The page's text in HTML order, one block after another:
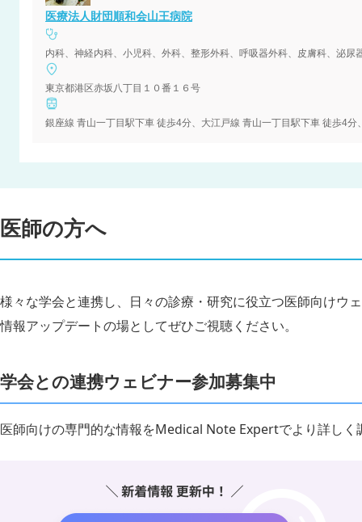
医療法人財団順和会山王病院
内科、神経内科、小児科、外科、整形外科、呼吸器外科、皮膚科、泌
東京都港区赤坂八丁目１０番１６号
銀座線 青山一丁目駅下車 徒歩4分、大江戸線 青山一丁目駅下車 徒歩4
医師の方へ
様々な学会と連携し、日々の診療・研究に役立つ医師向けウ
情報アップデートの場としてぜひご視聴ください。
学会との連携ウェビナー参加募集中
医師向けの専門的な情報をMedical Note Expertでより詳しく